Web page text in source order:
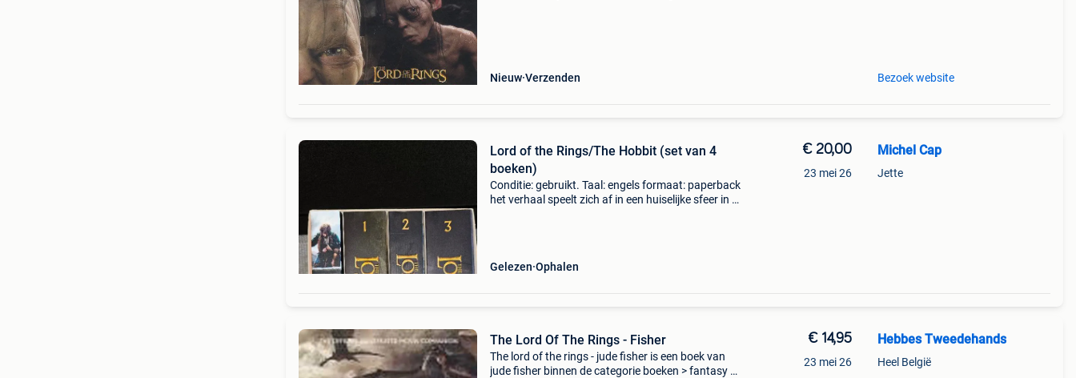
Nieuw Verzenden Bezoek website
Lord of the Rings/The Hobbit (set van 4
boeken)
Conditie: gebruikt. Taal: engels formaat: paperback
het verhaal speelt zich af in een huiselijke sfeer in de
Gelezen Ophalen
€ 20,00
23 mei 26
Michel Cap
Jette
The Lord Of The Rings - Fisher
The lord of the rings - jude fisher is een boek van
jude fisher binnen de categorie boeken > fantasy &
€ 14,95
23 mei 26
Hebbes Tweedehands
Heel België